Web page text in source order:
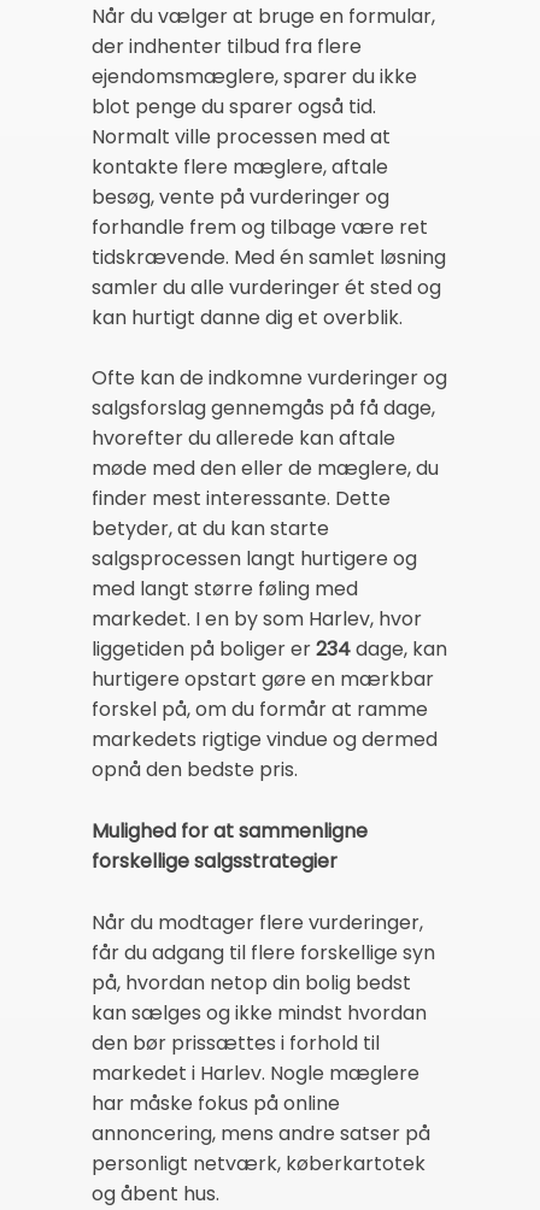
Når du vælger at bruge en formular,
der indhenter tilbud fra flere
ejendomsmæglere, sparer du ikke
blot penge du sparer også tid.
Normalt ville processen med at
kontakte flere mæglere, aftale
besøg, vente på vurderinger og
forhandle frem og tilbage være ret
tidskrævende. Med én samlet løsning
samler du alle vurderinger ét sted og
kan hurtigt danne dig et overblik.
Ofte kan de indkomne vurderinger og
salgsforslag gennemgås på få dage,
hvorefter du allerede kan aftale
møde med den eller de mæglere, du
finder mest interessante. Dette
betyder, at du kan starte
salgsprocessen langt hurtigere og
med langt større føling med
markedet. I en by som Harlev, hvor
liggetiden på boliger er234dage, kan
hurtigere opstart gøre en mærkbar
forskel på, om du formår at ramme
markedets rigtige vindue og dermed
opnå den bedste pris.
Mulighed for at sammenligne
forskellige salgsstrategier
Når du modtager flere vurderinger,
får du adgang til flere forskellige syn
på, hvordan netop din bolig bedst
kan sælges og ikke mindst hvordan
den bør prissættes i forhold til
markedet i Harlev. Nogle mæglere
har måske fokus på online
annoncering, mens andre satser på
personligt netværk, køberkartotek
og åbent hus.